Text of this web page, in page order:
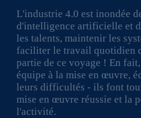
L'industrie 4.0 est inondée
d'intelligence artificielle et
les talents, maintenir les
faciliter le travail quotidien
partie de ce voyage ! En
équipe à la mise en œuvre,
leurs difficultés - ils font
mise en œuvre réussie et la
l'activité.